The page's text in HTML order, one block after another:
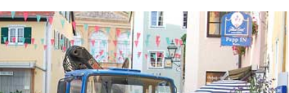
VERANSTALTUNGEN
[ 4. August 2026 ] Pappenheim erlebt Hubert Aiwanger mit Botschaften die
ankommen
VERANSTALTUNGEN
[ 8. August 2026 ] Wasserversorgung rechts der Altmühl stellt sich neu auf